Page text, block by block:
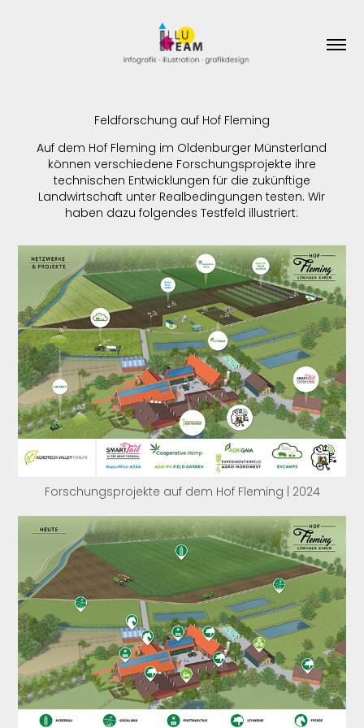
Feldforschung auf Hof Fleming
Auf dem Hof Fleming im Oldenburger Münsterland
können verschiedene Forschungsprojekte ihre
technischen Entwicklungen für die zukünftige
Landwirtschaft unter Realbedingungen testen. Wir
haben dazu folgendes Testfeld illustriert:
Forschungsprojekte auf dem Hof Fleming | 2024